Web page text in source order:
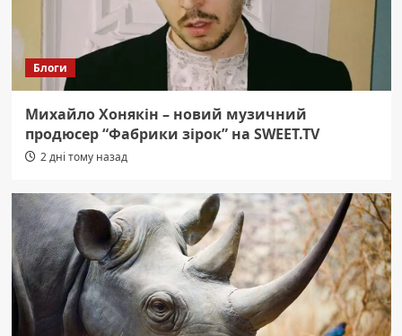
Блоги
Михайло Хонякін – новий музичний
продюсер “Фабрики зірок” на SWEET.TV
2 дні тому назад